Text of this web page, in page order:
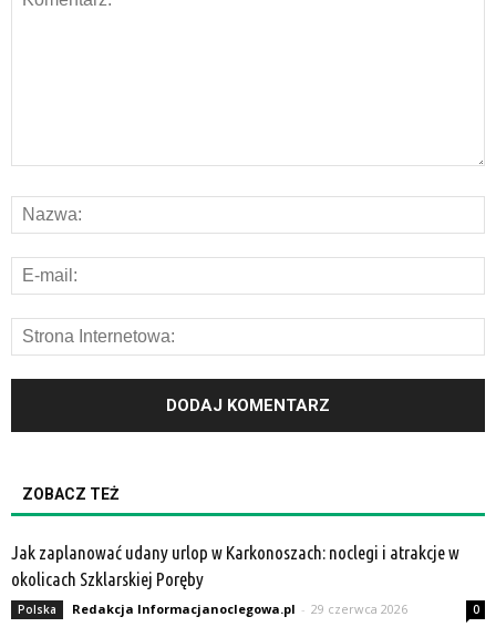
ZOBACZ TEŻ
Jak zaplanować udany urlop w Karkonoszach: noclegi i atrakcje w
okolicach Szklarskiej Poręby
Polska Redakcja Informacjanoclegowa.pl - 29 czerwca 2026 0